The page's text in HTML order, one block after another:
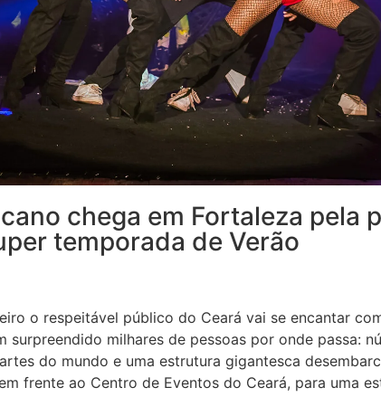
chega em Fortaleza pela
temporada de Verão
o respeitável público do Ceará vai se encantar
surpreendido milhares de pessoas por onde passa:
do mundo e uma estrutura gigantesca
frente ao Centro de Eventos do Ceará, para uma